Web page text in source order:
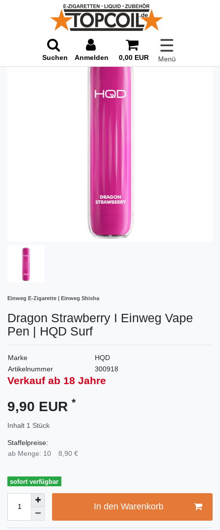
Suchen Anmelden 0,00 EUR
☰
Menü
Einweg E-Zigarette | Einweg Shisha
Dragon Strawberry I Einweg Vape
Pen | HQD Surf
Marke
HQD
Artikelnummer
300918
Verkauf ab 18 Jahre
9,90 EUR *
Inhalt 1 Stück
Staffelpreise:
ab Menge: 10
8,90 €
sofort verfügbar
In den Warenkorb